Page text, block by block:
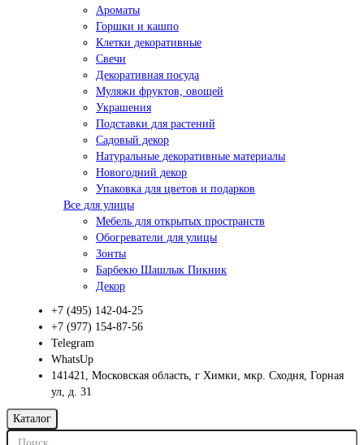
Ароматы
Горшки и кашпо
Клетки декоративные
Свечи
Декоративная посуда
Муляжи фруктов, овощей
Украшения
Подставки для растений
Садовый декор
Натуральные декоративные материалы
Новогодний декор
Упаковка для цветов и подарков
Все для улицы
Мебель для открытых пространств
Обогреватели для улицы
Зонты
Барбекю Шашлык Пикник
Декор
+7 (495) 142-04-25
+7 (977) 154-87-56
Telegram
WhatsUp
141421, Московская область, г Химки, мкр. Сходня, Горная
ул, д. 31
Каталог